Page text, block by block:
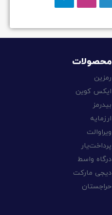
محصولات
رمزین
ایکس کوین
بیدرمز
ارزمایه
ویراوالت
پرداخت‌یار
درگاه واسط
دیجی مارکت
حراجستان